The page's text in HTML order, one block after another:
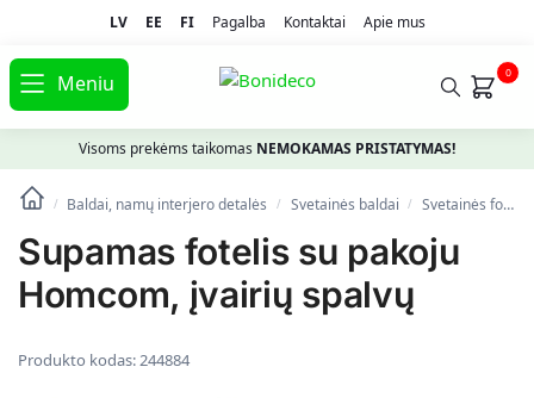
LV EE FI Pagalba Kontaktai Apie mus
Meniu 0
Visoms prekėms taikomas NEMOKAMAS PRISTATYMAS!
/ Baldai, namų interjero detalės / Svetainės baldai / Svetainės foteliai
Supamas fotelis su pakoju
Homcom, įvairių spalvų
Produkto kodas:244884